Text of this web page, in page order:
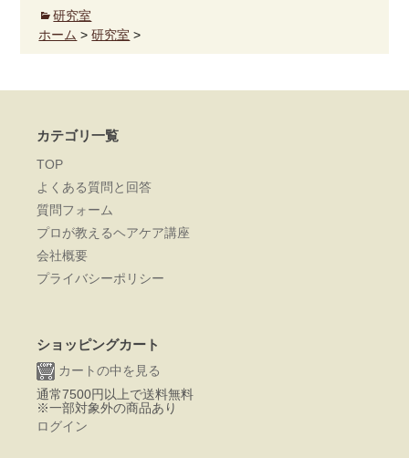
研究室
ホーム >研究室 >
カテゴリ一覧
TOP
よくある質問と回答
質問フォーム
プロが教えるヘアケア講座
会社概要
プライバシーポリシー
ショッピングカート
カートの中を見る
通常7500円以上で送料無料
※一部対象外の商品あり
ログイン